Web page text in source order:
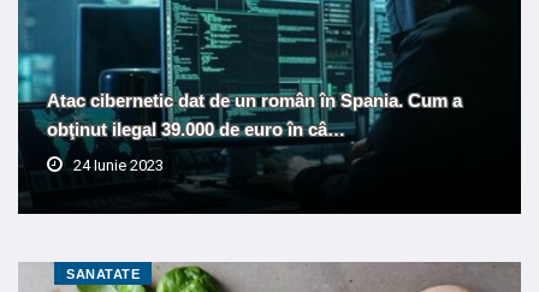
Atac cibernetic dat de un român în Spania. Cum a
obţinut ilegal 39.000 de euro în câ…
24 Iunie 2023
SANATATE